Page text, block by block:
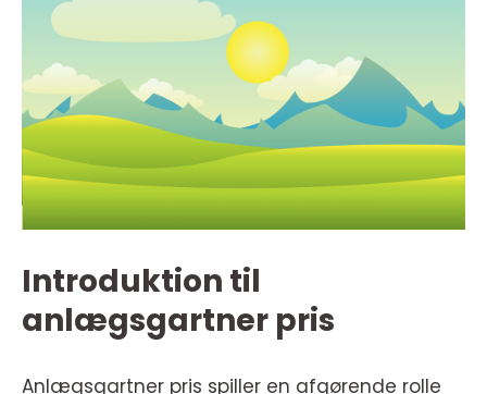
Introduktion til
anlægsgartner pris
Anlægsgartner pris spiller en afgørende rolle